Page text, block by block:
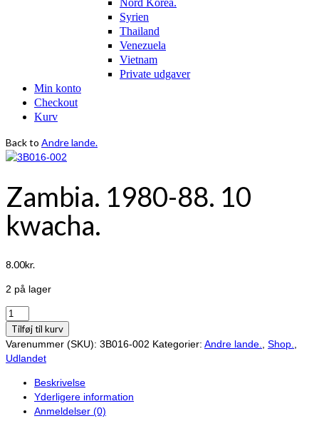
Nord Korea.
Syrien
Thailand
Venezuela
Vietnam
Private udgaver
Min konto
Checkout
Kurv
Back to Andre lande.
Zambia. 1980-88. 10
kwacha.
8.00kr.
2 på lager
Zambia.
1980-
88.
10
antal
Tilføj til kurv
Varenummer (SKU): 3B016-002 Kategorier: Andre lande. Shop.
Udlandet
Beskrivelse
Yderligere information
Anmeldelser (0)